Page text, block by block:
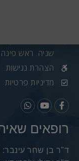
רופאים
ד"ר בן שחר
שניה. ראש
הצהרת נגישות
מדיניות פרטיות